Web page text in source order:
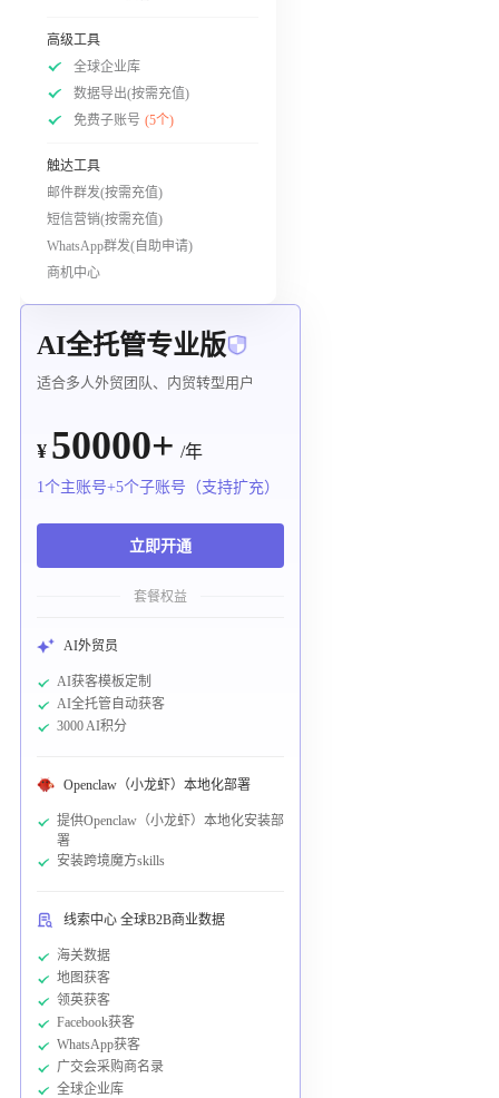
高级工具
全球企业库
数据导出(按需充值)
免费子账号 (5个)
触达工具
邮件群发(按需充值)
短信营销(按需充值)
WhatsApp群发(自助申请)
商机中心
AI全托管专业版
适合多人外贸团队、内贸转型用户
¥ 50000+ /年
1个主账号+5个子账号（支持扩充）
立即开通
套餐权益
AI外贸员
AI获客模板定制
AI全托管自动获客
3000 AI积分
Openclaw（小龙虾）本地化部署
提供Openclaw（小龙虾）本地化安装部
署
安装跨境魔方skills
线索中心 全球B2B商业数据
海关数据
地图获客
领英获客
Facebook获客
WhatsApp获客
广交会采购商名录
全球企业库